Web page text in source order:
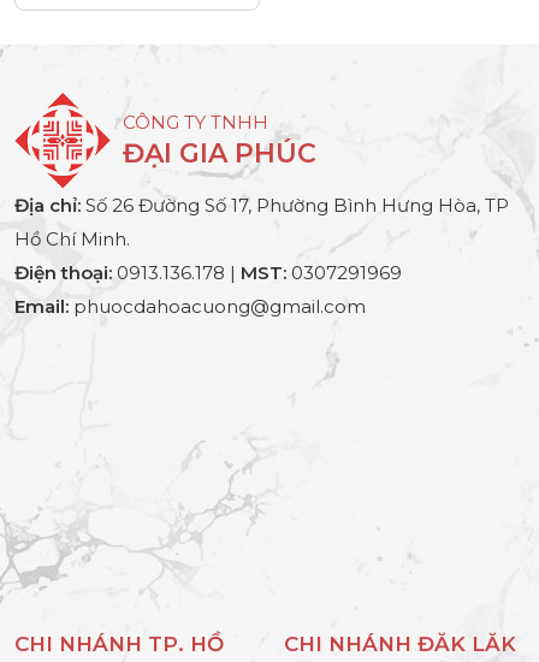
CÔNG TY TNHH
ĐẠI GIA PHÚC
Địa chỉ: Số 26 Đường Số 17, Phường Bình Hưng Hòa, TP
Hồ Chí Minh.
Điện thoại: 0913.136.178 | MST: 0307291969
Email: phuocdahoacuong@gmail.com
CHI NHÁNH TP. HỒ
CHI NHÁNH ĐĂK LĂK